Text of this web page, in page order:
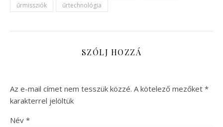
űrmissziók
űrtechnológia
SZÓLJ HOZZÁ
Az e-mail címet nem tesszük közzé. A kötelező mezőket *
karakterrel jelöltük
Név *